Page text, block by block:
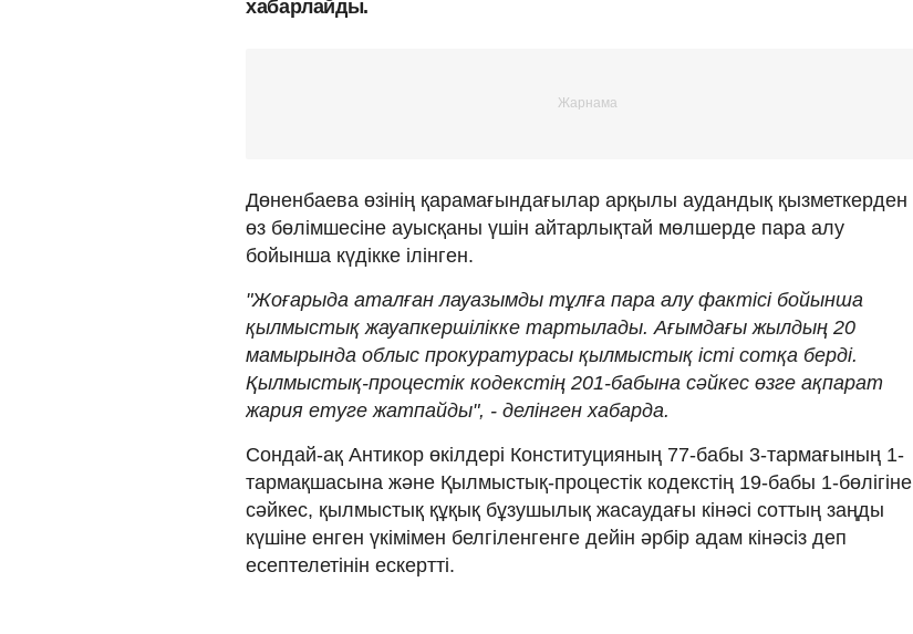
хабарлайды.
Дөненбаева өзінің қарамағындағылар арқылы аудандық қызметкерден
өз бөлімшесіне ауысқаны үшін айтарлықтай мөлшерде пара алу
бойынша күдікке ілінген.
"Жоғарыда аталған лауазымды тұлға пара алу фактісі бойынша
қылмыстық жауапкершілікке тартылады. Ағымдағы жылдың 20
мамырында облыс прокуратурасы қылмыстық істі сотқа берді.
Қылмыстық-процестік кодекстің 201-бабына сәйкес өзге ақпарат
жария етуге жатпайды", - делінген хабарда.
Сондай-ақ Антикор өкілдері Конституцияның 77-бабы 3-тармағының 1-
тармақшасына және Қылмыстық-процестік кодекстің 19-бабы 1-бөлігіне
сәйкес, қылмыстық құқық бұзушылық жасаудағы кінәсі соттың заңды
күшіне енген үкімімен белгіленгенге дейін әрбір адам кінәсіз деп
есептелетінін ескертті.